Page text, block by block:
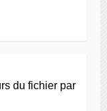
du fichier par